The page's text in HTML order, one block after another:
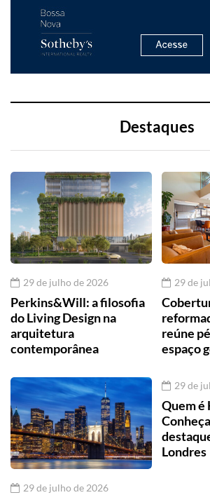
Destaques
29 de julho de 2026
Perkins&Will: a filosofia
do Living Design na
arquitetura
contemporânea
29 de
reúne
espaço
29 de julho de 2026
29 de
Quem é
Londres